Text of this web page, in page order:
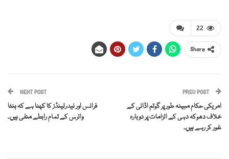
22
Share
PREV POST
امریکی حکام مبینہ طور پر گوتم اڈانی کے
خلاف دھوکہ دہی کے الزامات پر دوبارہ
غور کر رہے ہیں۔
NEXT POST
فرانس اور نیدرلینڈز کا کہنا ہے کہ ہنٹا
وائرس کے تمام رابطے منفی ہیں۔